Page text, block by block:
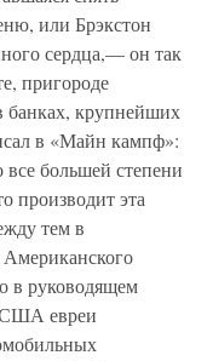
или Брэкстон
сердца,— он так
пригороде
банках, крупнейших
в «Майн кампф»:
большей степени
производит эта
тем в
в руководящем
США евреи